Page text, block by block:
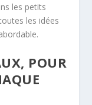
les petits
les idées
POUR